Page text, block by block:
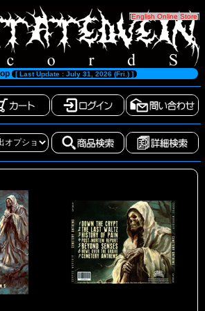
[English Online Store]
[ Last Update : July 31, 2026 (Fri.) ]